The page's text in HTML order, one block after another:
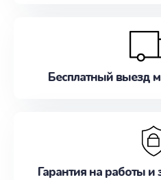
Бесплатный выезд
Гарантия на работы и